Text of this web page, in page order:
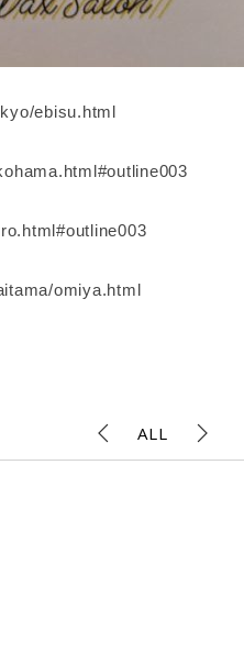
ebisu.html
omiya.html
ALL